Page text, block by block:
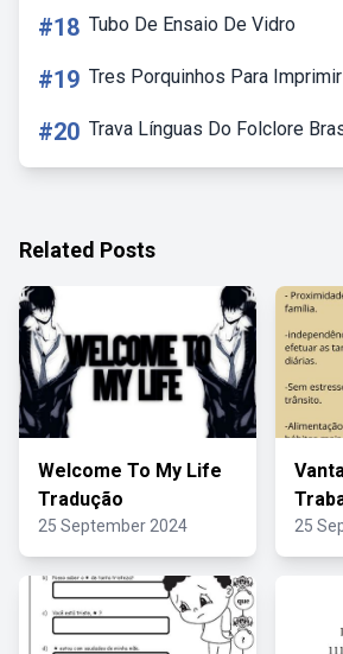
#18 Tubo De Ensaio De Vidro
#19 Tres Porquinhos Para Imprimir
#20 Trava Línguas Do Folclore
Related Posts
Welcome To My Life
Tradução
25 September 2024 25